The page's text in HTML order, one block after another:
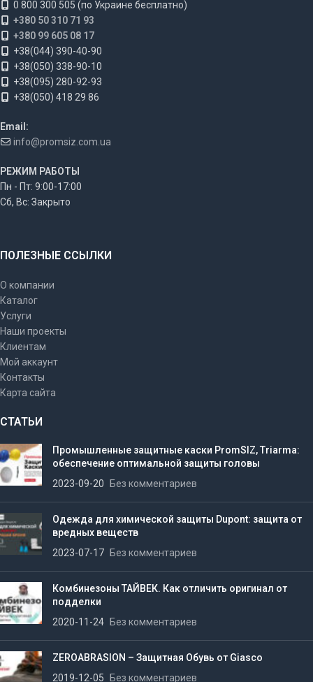
0 800 300 505 (по Украине бесплатно)
+380 50 310 71 93
+380 99 605 08 17
+38(044) 390-40-90
+38(050) 338-90-10
+38(095) 280-92-93
+38(050) 418 29 86
Email:
info@promsiz.com.ua
РЕЖИМ РАБОТЫ
Пн - Пт: 9:00-17:00
Сб, Вс: Закрыто
ПОЛЕЗНЫЕ ССЫЛКИ
О компании
Каталог
Услуги
Наши проекты
Клиентам
Мой аккаунт
Контакты
Карта сайта
СТАТЬИ
Промышленные защитные каски PromSIZ, Triarma:
обеспечение оптимальной защиты головы
2023-09-20
Без комментариев
Одежда для химической защиты Dupont: защита от
вредных веществ
2023-07-17
Без комментариев
Комбинезоны ТАЙВЕК. Как отличить оригинал от
подделки
2020-11-24
Без комментариев
ZEROABRASION – Защитная Обувь от Giasco
2019-12-05
Без комментариев